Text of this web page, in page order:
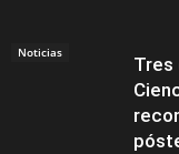
Noticias
Tres